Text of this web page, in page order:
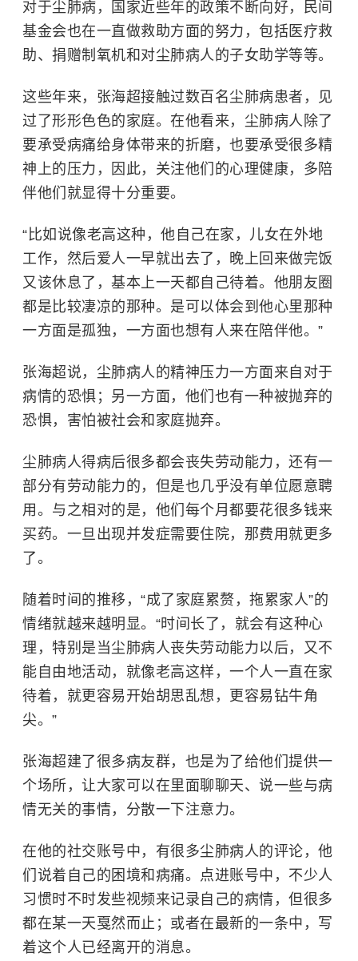
对于尘肺病，国家近些年的政策不断向好，民间
基金会也在一直做救助方面的努力，包括医疗救
助、捐赠制氧机和对尘肺病人的子女助学等等。
这些年来，张海超接触过数百名尘肺病患者，见
过了形形色色的家庭。在他看来，尘肺病人除了
要承受病痛给身体带来的折磨，也要承受很多精
神上的压力，因此，关注他们的心理健康，多陪
伴他们就显得十分重要。
“比如说像老高这种，他自己在家，儿女在外地
工作，然后爱人一早就出去了，晚上回来做完饭
又该休息了，基本上一天都自己待着。他朋友圈
都是比较凄凉的那种。是可以体会到他心里那种
一方面是孤独，一方面也想有人来在陪伴他。”
张海超说，尘肺病人的精神压力一方面来自对于
病情的恐惧；另一方面，他们也有一种被抛弃的
恐惧，害怕被社会和家庭抛弃。
尘肺病人得病后很多都会丧失劳动能力，还有一
部分有劳动能力的，但是也几乎没有单位愿意聘
用。与之相对的是，他们每个月都要花很多钱来
买药。一旦出现并发症需要住院，那费用就更多
了。
随着时间的推移，“成了家庭累赘，拖累家人”的
情绪就越来越明显。“时间长了，就会有这种心
理，特别是当尘肺病人丧失劳动能力以后，又不
能自由地活动，就像老高这样，一个人一直在家
待着，就更容易开始胡思乱想，更容易钻牛角
尖。”
张海超建了很多病友群，也是为了给他们提供一
个场所，让大家可以在里面聊聊天、说一些与病
情无关的事情，分散一下注意力。
在他的社交账号中，有很多尘肺病人的评论，他
们说着自己的困境和病痛。点进账号中，不少人
习惯时不时发些视频来记录自己的病情，但很多
都在某一天戛然而止；或者在最新的一条中，写
着这个人已经离开的消息。